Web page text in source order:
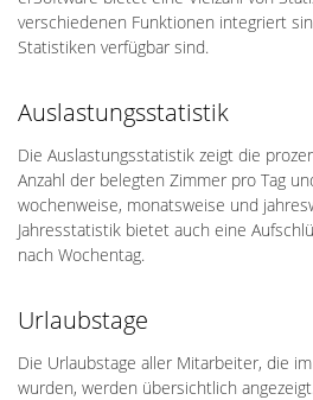
verschiedenen Funktionen integriert
Statistiken verfügbar sind.
Auslastungsstatistik
Die Auslastungsstatistik zeigt die
Anzahl der belegten Zimmer pro Tag
wochenweise, monatsweise und
Jahresstatistik bietet auch eine
nach Wochentag.
Urlaubstage
Die Urlaubstage aller Mitarbeiter, die
wurden, werden übersichtlich